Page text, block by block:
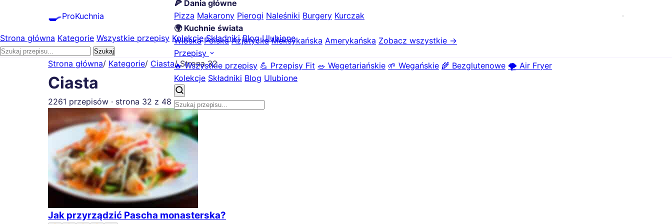
🍳ProKuchnia
🍕 Dania główne
Pizza Makarony Pierogi Naleśniki Burgery Kurczak
🌍 Kuchnie świata
Włoska Polska Azjatycka Meksykańska Amerykańska Zobacz wszystkie →
Przepisy
🔥 Wszystkie przepisy 💪 Przepisy Fit 🥗 Wegetariańskie 🌱 Wegańskie 🌾 Bezglutenowe 🌪️ Air Fryer
Kolekcje Składniki Blog Ulubione
Strona główna Kategorie Wszystkie przepisy Kolekcje Składniki Blog Ulubione
Szukaj
Strona główna/ Kategorie/ Ciasta/ Strona 32
Ciasta
2261 przepisów · strona 32 z 48
Jak przyrządzić Pascha monasterska?